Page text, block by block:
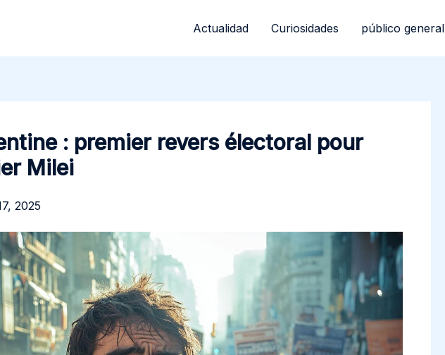
Actualidad Curiosidades público general
: premier revers électoral pour
Milei
2025